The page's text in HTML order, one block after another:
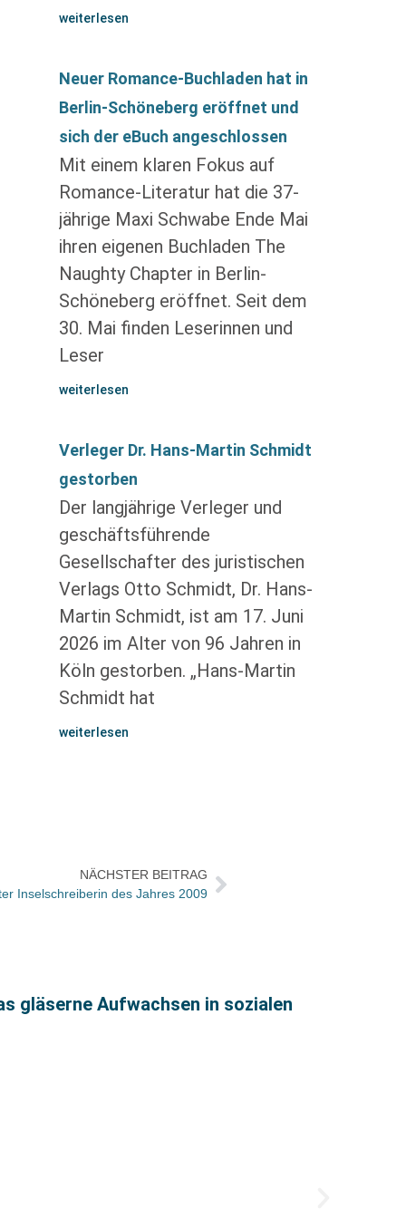
weiterlesen
Neuer Romance-Buchladen hat in
Berlin-Schöneberg eröffnet und
sich der eBuch angeschlossen
Mit einem klaren Fokus auf
Romance-Literatur hat die 37-
jährige Maxi Schwabe Ende Mai
ihren eigenen Buchladen The
Naughty Chapter in Berlin-
Schöneberg eröffnet. Seit dem
30. Mai finden Leserinnen und
Leser
weiterlesen
Verleger Dr. Hans-Martin Schmidt
gestorben
Der langjährige Verleger und
geschäftsführende
Gesellschafter des juristischen
Verlags Otto Schmidt, Dr. Hans-
Martin Schmidt, ist am 17. Juni
2026 im Alter von 96 Jahren in
Köln gestorben. „Hans-Martin
Schmidt hat
weiterlesen
NÄCHSTER BEITRAG
Inselschreiberin des Jahres 2009
gläserne Aufwachsen in sozialen